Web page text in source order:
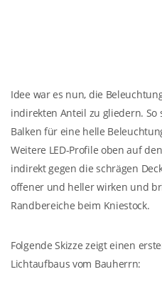
Idee war es nun, die
indirekten Anteil zu gliedern. So
Balken für eine helle
Weitere LED-Profile oben auf
indirekt gegen die schrägen
offener und heller wirken und
Randbereiche beim Kniestock.
Folgende Skizze zeigt einen
Lichtaufbaus vom Bauherrn: